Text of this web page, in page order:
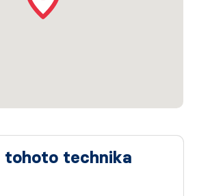
tohoto technika